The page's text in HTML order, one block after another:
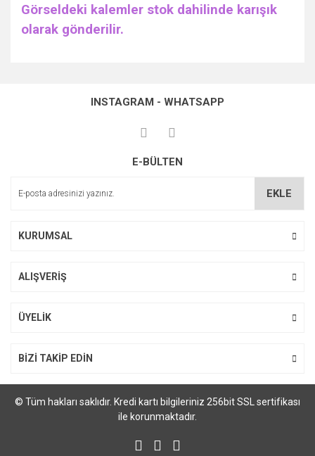
Görseldeki kalemler stok dahilinde karışık
olarak gönderilir.
kullanarak tarafımıza iletebilirsiniz.
Görüş ve önerileriniz için teşekkür ederiz.
Ürün açıklamasında eksik bilgiler bulunuyor.
INSTAGRAM - WHATSAPP
E-BÜLTEN
EKLE
KURUMSAL
ALIŞVERİŞ
ÜYELİK
BİZİ TAKİP EDİN
© Tüm hakları saklıdır. Kredi kartı bilgileriniz 256bit SSL sertifikası
ile korunmaktadır.